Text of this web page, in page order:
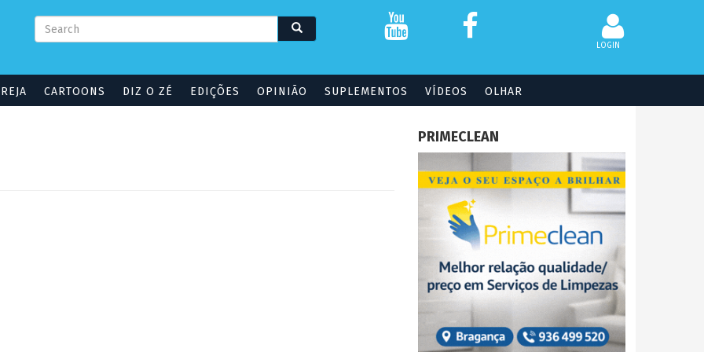
Formulário
pesquisa
Search Search
LOGIN
CARTOONS DIZ O ZÉ EDIÇÕES OPINIÃO SUPLEMENTOS VÍDEOS OLHAR
PRIMECLEAN